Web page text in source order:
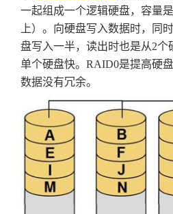
一起组成一个逻辑硬盘，容量
上）。向硬盘写入数据时，同
盘写入一半，读出时也是从2个
单个硬盘快。 RAID0是提高硬
数据没有冗余。